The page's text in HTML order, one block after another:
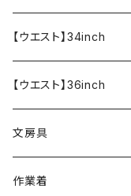
【ウエスト】34inch
【ウエスト】36inch
文房具
ペンケース
作業着